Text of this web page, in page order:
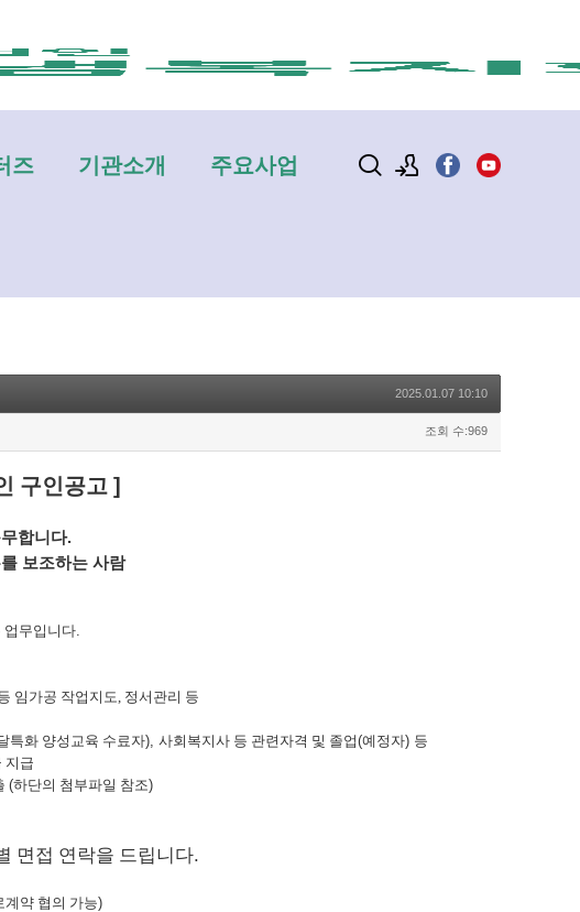
즈 기관소개 주요사업
2025.01.07 10:10
조회 수:969
구인공고 ]
합니다.
보조하는 사람
업무입니다.
임가공 작업지도, 정서관리 등
특화 양성교육 수료자), 사회복지사 등 관련자격 및 졸업(예정자) 등
지급
(하단의 첨부파일 참조)
면접 연락을 드립니다.
계약 협의 가능)